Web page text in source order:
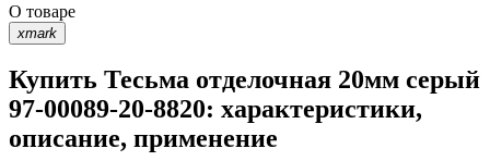
О товаре
xmark
Купить Тесьма отделочная 20мм серый
97-00089-20-8820: характеристики,
описание, применение